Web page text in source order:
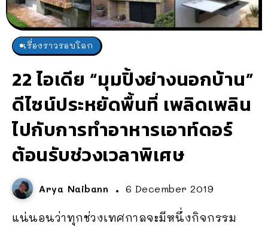
เรื่องราวรอบโลก
22 ไอเดีย “มุมปิ้งย่างนอกบ้าน”
ดีไซน์ประหยัดพื้นที่ เพลิดเพลิน
ไปกับการทำอาหารเอาท์ดอร์
ต้อนรับช่วงเวลาพิเศษ
Arya Naibann 6 December 2019
แน่นอนว่าทุกช่วงเทศกาลจะมีหนึ่งกิจกรรม